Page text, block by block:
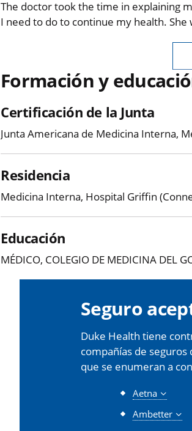
The doctor took the time in explaining
I need to do to continue my health. She
Formación y
Certificación de la Junta
Junta Americana de Medicina Interna,
Residencia
Medicina Interna, Hospital Griffin
Educación
MÉDICO, COLEGIO DE MEDICINA DEL
Seguro
Duke Health tiene
compañías de seguros
que se enumeran a
Aetna
Ambetter